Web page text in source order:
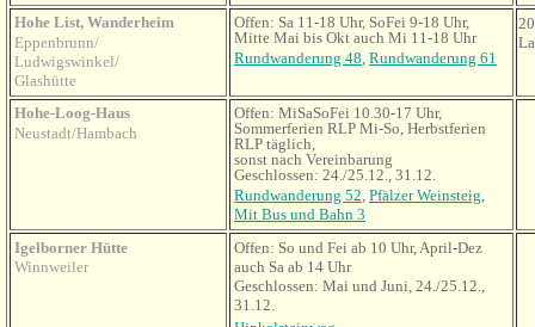
Hohe List, Wanderheim
Eppenbrunn/
Ludwigswinkel/
Glashütte
Offen: Sa 11-18 Uhr, SoFei 9-18 Uhr,
Mitte Mai bis Okt auch Mi 11-18 Uhr
Rundwanderung 48, Rundwanderung 61
Hohe-Loog-Haus
Neustadt/Hambach
Offen: MiSaSoFei 10.30-17 Uhr,
Sommerferien RLP Mi-So, Herbstferien
RLP täglich,
sonst nach Vereinbarung
Geschlossen: 24./25.12., 31.12.
Rundwanderung 52, Pfälzer Weinsteig,
Mit Bus und Bahn 3
Igelborner Hütte
Winnweiler
Offen: So und Fei ab 10 Uhr, April-Dez
auch Sa ab 14 Uhr
Geschlossen: Mai und Juni, 24./25.12.,
31.12.